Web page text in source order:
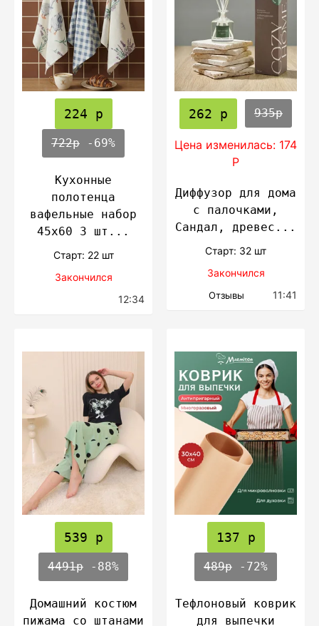
224 р
722р -69%
Кухонные
полотенца
вафельные набор
45х60 3 шт...
Cтарт: 22 шт
Закончился
12:34
262 р 935р
Цена изменилась: 174
Р
Диффузор для дома
с палочками,
Cандал, древес...
Cтарт: 32 шт
Закончился
Отзывы 11:41
539 р
4491р -88%
Домашний костюм
пижама со штанами
137 р
489р -72%
Тефлоновый коврик
для выпечки